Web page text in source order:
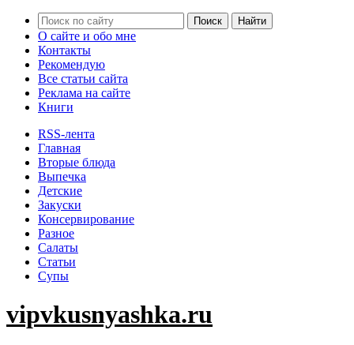
О сайте и обо мне
Контакты
Рекомендую
Все статьи сайта
Реклама на сайте
Книги
RSS-лента
Главная
Вторые блюда
Выпечка
Детские
Закуски
Консервирование
Разное
Салаты
Статьи
Супы
vipvkusnyashka.ru